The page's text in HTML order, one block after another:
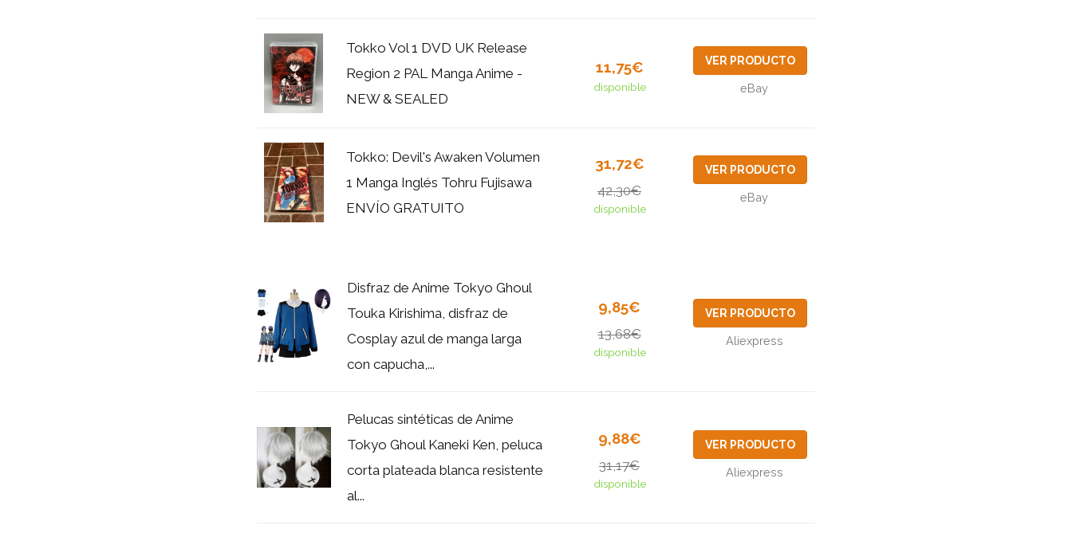
Tokko Vol 1 DVD UK Release
Region 2 PAL Manga Anime -
NEW & SEALED
11,75€
disponible
VER PRODUCTO
eBay
Tokko: Devil's Awaken Volumen
1 Manga Inglés Tohru Fujisawa
ENVÍO GRATUITO
31,72€
42,30€
disponible
VER PRODUCTO
eBay
Disfraz de Anime Tokyo Ghoul
Touka Kirishima, disfraz de
Cosplay azul de manga larga
con capucha,...
9,85€
13,68€
disponible
VER PRODUCTO
Aliexpress
Pelucas sintéticas de Anime
Tokyo Ghoul Kaneki Ken, peluca
corta plateada blanca resistente
al...
9,88€
31,17€
disponible
VER PRODUCTO
Aliexpress